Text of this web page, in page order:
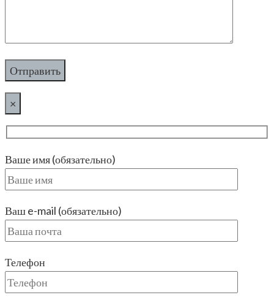
×
Ваше имя (обязательно)
Ваш e-mail (обязательно)
Телефон